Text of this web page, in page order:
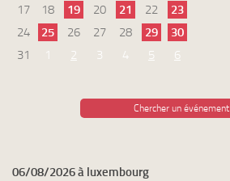
17
18 19 20 21 22
23
24
25 26 27 28 29
30
31
1 2 3 4 5 6
Chercher un événement
06/08/2026 à luxembourg